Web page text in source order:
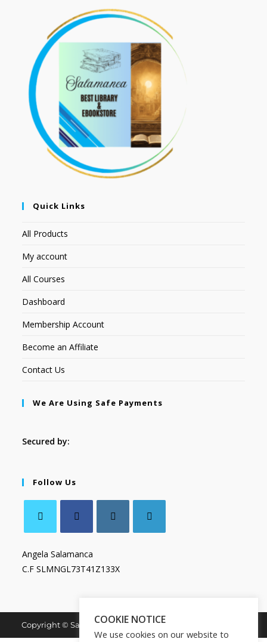
Quick Links
All Products
My account
All Courses
Dashboard
Membership Account
Become an Affiliate
Contact Us
We Are Using Safe Payments
Secured by:
Follow Us
Angela Salamanca
C.F SLMNGL73T41Z133X
Copyright © Salamanca Book & Store. All Rights Reserved.
COOKIE NOTICE
We use cookies on our website to